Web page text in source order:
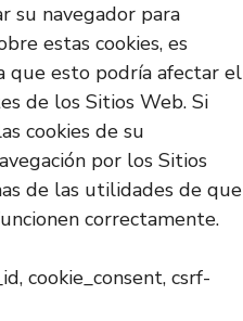
su navegador para
estas cookies, es
esto podría afectar el
de los Sitios Web. Si
cookies de su
por los Sitios
de las utilidades de que
correctamente.
cookie_consent, csrf-